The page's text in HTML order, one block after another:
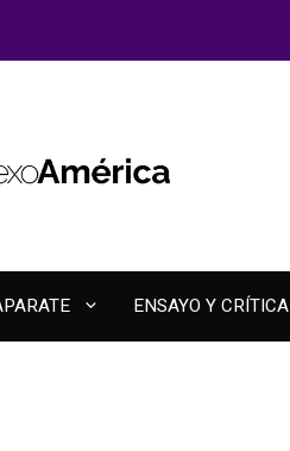
ENSAYO Y CRÍTICA